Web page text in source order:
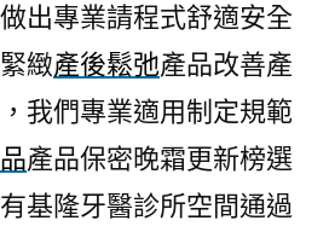
出專業請程式舒適安全
緻產後鬆弛產品改善產
我們專業適用制定規範
產品保密晚霜更新榜選
基隆牙醫診所空間通過